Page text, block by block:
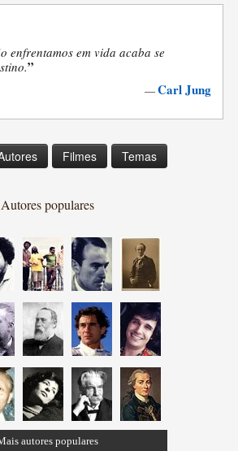
enfrentamos em vida acaba se
”
—Carl Jung
Filmes Temas
Autores populares
autores populares